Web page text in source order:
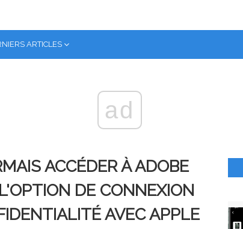
ARTICLES
ad
ACCÉDER À ADOBE
DE CONNEXION
AVEC APPLE